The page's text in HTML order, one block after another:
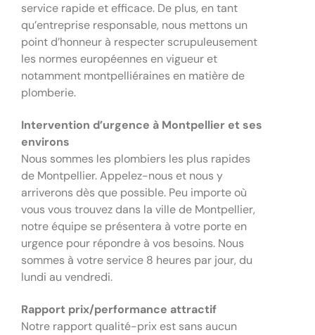
service rapide et efficace. De plus, en tant
qu’entreprise responsable, nous mettons un
point d’honneur à respecter scrupuleusement
les normes européennes en vigueur et
notamment montpelliéraines en matière de
plomberie.
Intervention d’urgence à Montpellier et ses
environs
Nous sommes les plombiers les plus rapides
de Montpellier. Appelez-nous et nous y
arriverons dès que possible. Peu importe où
vous vous trouvez dans la ville de Montpellier,
notre équipe se présentera à votre porte en
urgence pour répondre à vos besoins. Nous
sommes à votre service 8 heures par jour, du
lundi au vendredi.
Rapport prix/performance attractif
Notre rapport qualité-prix est sans aucun